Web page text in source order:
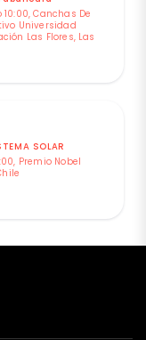
Canchas De
Universidad
Las Flores, Las
SOLAR
Premio Nobel